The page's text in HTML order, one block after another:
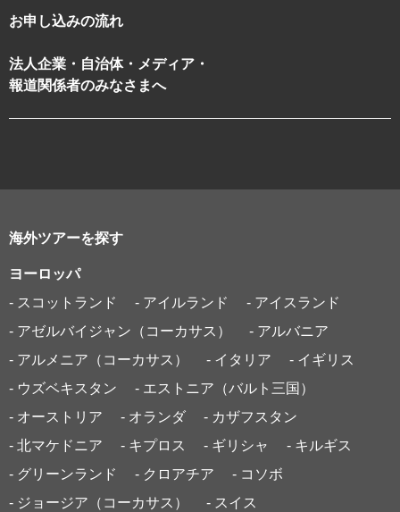
お申し込みの流れ
法人企業・自治体・メディア・
報道関係者のみなさまへ
海外ツアーを探す
ヨーロッパ
- スコットランド
- アイルランド
- アイスランド
- アゼルバイジャン（コーカサス）
- アルバニア
- アルメニア（コーカサス）
- イタリア
- イギリス
- ウズベキスタン
- エストニア（バルト三国）
- オーストリア
- オランダ
- カザフスタン
- 北マケドニア
- キプロス - ギリシャ
- キルギス
- グリーンランド
- クロアチア
- コソボ
- ジョージア（コーカサス）
- スイス